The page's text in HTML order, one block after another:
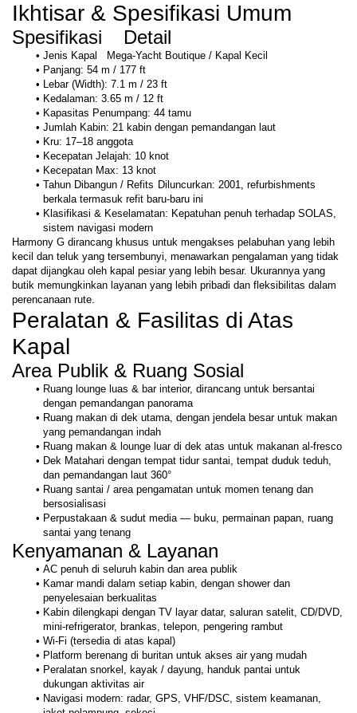
Ikhtisar & Spesifikasi Umum
Spesifikasi	Detail
Jenis Kapal	Mega-Yacht Boutique / Kapal Kecil
Panjang: 54 m / 177 ft
Lebar (Width): 7.1 m / 23 ft
Kedalaman: 3.65 m / 12 ft
Kapasitas Penumpang: 44 tamu
Jumlah Kabin: 21 kabin dengan pemandangan laut
Kru: 17–18 anggota
Kecepatan Jelajah: 10 knot
Kecepatan Max: 13 knot
Tahun Dibangun / Refits	Diluncurkan: 2001, refurbishments
berkala termasuk refit baru-baru ini
Klasifikasi & Keselamatan: Kepatuhan penuh terhadap SOLAS,
sistem navigasi modern
Harmony G dirancang khusus untuk mengakses pelabuhan yang lebih
kecil dan teluk yang tersembunyi, menawarkan pengalaman yang tidak
dapat dijangkau oleh kapal pesiar yang lebih besar. Ukurannya yang
butik memungkinkan layanan yang lebih pribadi dan fleksibilitas dalam
perencanaan rute.
Peralatan & Fasilitas di Atas
Kapal
Area Publik & Ruang Sosial
Ruang lounge luas & bar interior, dirancang untuk bersantai
dengan pemandangan panorama
Ruang makan di dek utama, dengan jendela besar untuk makan
yang pemandangan indah
Ruang makan & lounge luar di dek atas untuk makanan al-fresco
Dek Matahari dengan tempat tidur santai, tempat duduk teduh,
dan pemandangan laut 360°
Ruang santai / area pengamatan untuk momen tenang dan
bersosialisasi
Perpustakaan & sudut media — buku, permainan papan, ruang
santai yang tenang
Kenyamanan & Layanan
AC penuh di seluruh kabin dan area publik
Kamar mandi dalam setiap kabin, dengan shower dan
penyelesaian berkualitas
Kabin dilengkapi dengan TV layar datar, saluran satelit, CD/DVD,
mini-refrigerator, brankas, telepon, pengering rambut
Wi-Fi (tersedia di atas kapal)
Platform berenang di buritan untuk akses air yang mudah
Peralatan snorkel, kayak / dayung, handuk pantai untuk
dukungan aktivitas air
Navigasi modern: radar, GPS, VHF/DSC, sistem keamanan,